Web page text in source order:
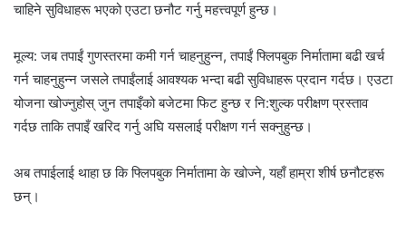
चाहिने सुविधाहरू भएको एउटा छनौट गर्नु महत्त्वपूर्ण हुन्छ।
मूल्य: जब तपाईं गुणस्तरमा कमी गर्न चाहनुहुन्न, तपाईं फ्लिपबुक निर्मातामा बढी खर्च
गर्न चाहनुहुन्न जसले तपाईंलाई आवश्यक भन्दा बढी सुविधाहरू प्रदान गर्दछ। एउटा
योजना खोज्नुहोस् जुन तपाइँको बजेटमा फिट हुन्छ र नि:शुल्क परीक्षण प्रस्ताव
गर्दछ ताकि तपाइँ खरिद गर्नु अघि यसलाई परीक्षण गर्न सक्नुहुन्छ।
अब तपाईलाई थाहा छ कि फ्लिपबुक निर्मातामा के खोज्ने, यहाँ हाम्रा शीर्ष छनौटहरू
छन्।